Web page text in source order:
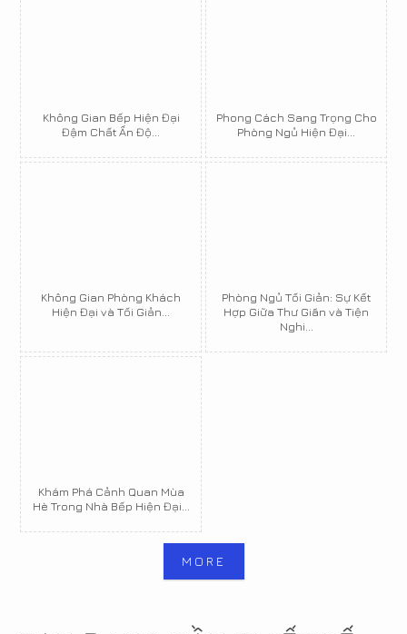
Không Gian Bếp Hiện Đại
Đậm Chất Ấn Độ...
Phong Cách Sang Trọng Cho
Phòng Ngủ Hiện Đại...
Không Gian Phòng Khách
Hiện Đại và Tối Giản...
Phòng Ngủ Tối Giản: Sự Kết
Hợp Giữa Thư Giãn và Tiện
Nghi...
Khám Phá Cảnh Quan Mùa
Hè Trong Nhà Bếp Hiện Đại...
MORE